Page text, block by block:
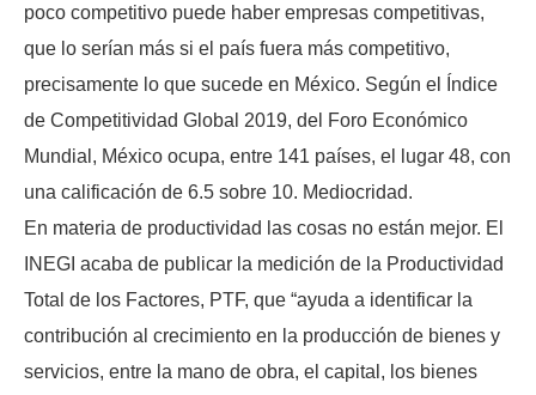
poco competitivo puede haber empresas competitivas,
que lo serían más si el país fuera más competitivo,
precisamente lo que sucede en México. Según el Índice
de Competitividad Global 2019, del Foro Económico
Mundial, México ocupa, entre 141 países, el lugar 48, con
una calificación de 6.5 sobre 10. Mediocridad.
En materia de productividad las cosas no están mejor. El
INEGI acaba de publicar la medición de la Productividad
Total de los Factores, PTF, que “ayuda a identificar la
contribución al crecimiento en la producción de bienes y
servicios, entre la mano de obra, el capital, los bienes